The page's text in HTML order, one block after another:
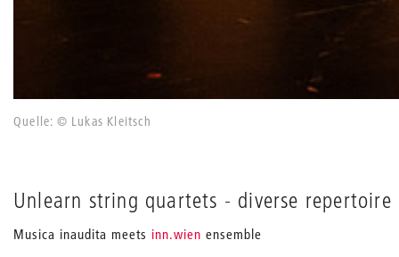
Quelle: © Lukas Kleitsch
Unlearn string quartets - diverse
Musica inaudita meets inn.wien ensemble